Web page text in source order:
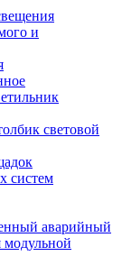
и
световой
систем
аварийный
модульной